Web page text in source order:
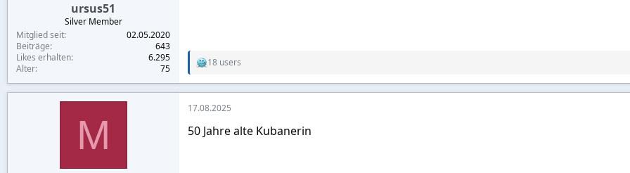
ursus51
Silver Member
Mitglied seit
02.05.2020
Beiträge
643
Likes erhalten
6.295
Alter
75
R
a
t
o
18 users
M
17.08.2025
50 Jahre alte Kubanerin